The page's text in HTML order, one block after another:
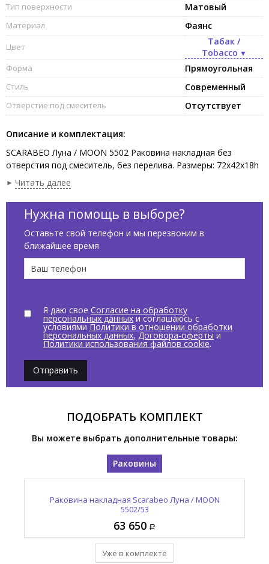
Тип поверхности Матовый
Материал Фаянс
Цвет
Табак /
Tobacco
Форма Прямоугольная
Стиль Современный
Отверстие под смеситель Отсутствует
Описание и комплектация:
SCARABEO Луна / MOON 5502 Раковина накладная без
отверстия под смеситель, без перелива. Размеры: 72x42x18h
см. Рекомендуется установка на столешницу. Цвет Табак /
Tobacco.
Читать далее
Нужна помощь в выборе?
Оставьте свой телефон и мы перезвоним в
ближайшее время
Я даю свое Согласие на обработку
персональных данныхи соглашаюсь с
условиямиПолитики в отношении обработки
персональных данных,Договора-офертыи
Политики использования файлов cookie.
Отправить
ПОДОБРАТЬ КОМПЛЕКТ
Вы можете выбрать дополнительные товары:
Раковины
Раковина накладная Scarabeo Луна / MOON
5502/53
63 650
Уже в комплекте